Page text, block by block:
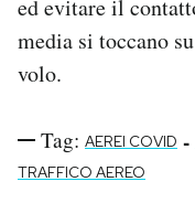
ed evitare il
media si toccano
volo.
Tag: AEREI COVID -
TRAFFICO AEREO